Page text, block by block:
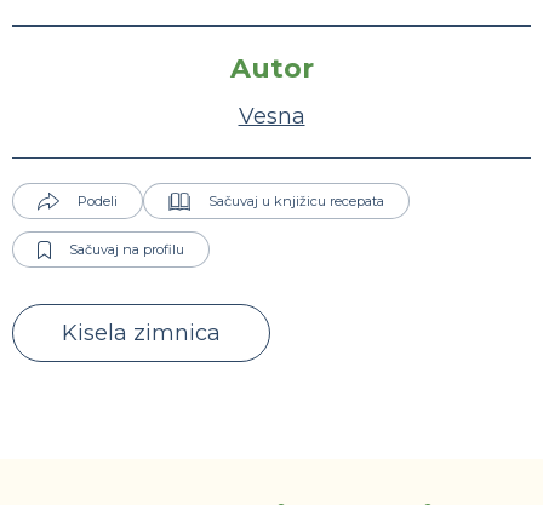
Autor
Vesna
Podeli Sačuvaj u knjižicu recepata
Sačuvaj na profilu
Kisela zimnica